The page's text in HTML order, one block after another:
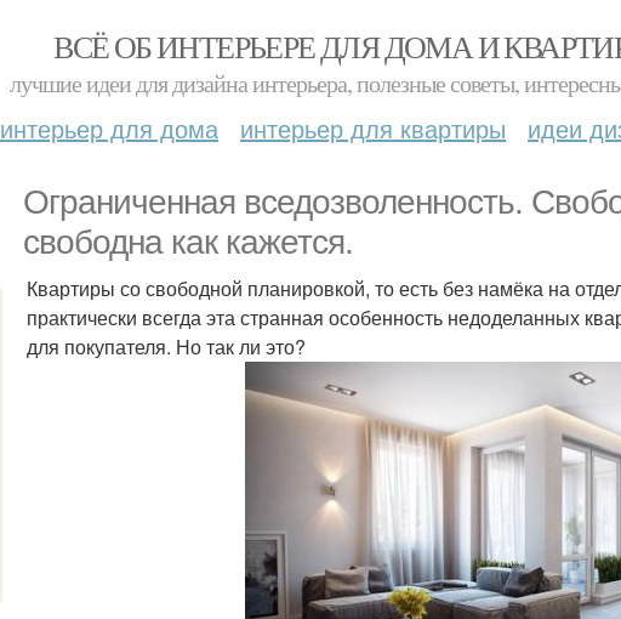
ВСЁ ОБ ИНТЕРЬЕРЕ ДЛЯ ДОМА И
лучшие идеи для дизайна интерьера, полезные советы,
интерьер для дома интерьер для квартиры идеи
Ограниченная вседозволенность.
свободна как кажется.
Квартиры со свободной планировкой, то есть без намёка на
практически всегда эта странная особенность недоделанных
для покупателя. Но так ли это?